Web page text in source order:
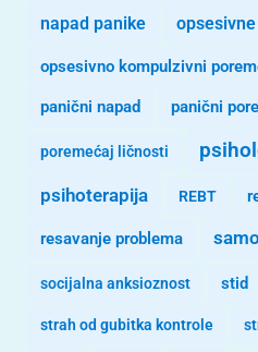
napad panike
opsesivno kompulzivni
panični napad panični
poremećaj ličnosti
psihoterapija REBT
resavanje problema
socijalna anksioznost stid
strah od gubitka kontrole